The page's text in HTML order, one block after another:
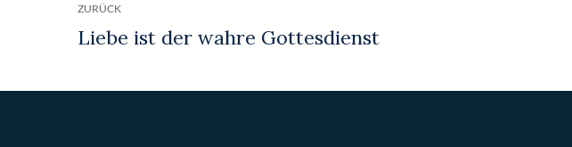
ZURÜCK